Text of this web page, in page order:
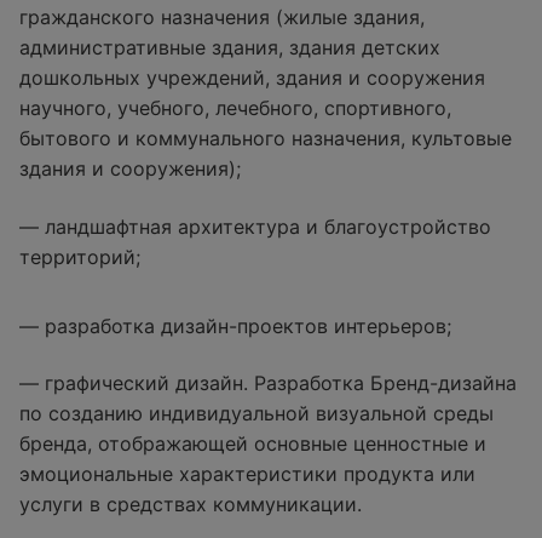
гражданского назначения (жилые здания,
административные здания, здания детских
дошкольных учреждений, здания и сооружения
научного, учебного, лечебного, спортивного,
бытового и коммунального назначения, культовые
здания и сооружения);
— ландшафтная архитектура и благоустройство
территорий;
— разработка дизайн-проектов интерьеров;
— графический дизайн. Разработка Бренд-дизайна
по созданию индивидуальной визуальной среды
бренда, отображающей основные ценностные и
эмоциональные характеристики продукта или
услуги в средствах коммуникации.